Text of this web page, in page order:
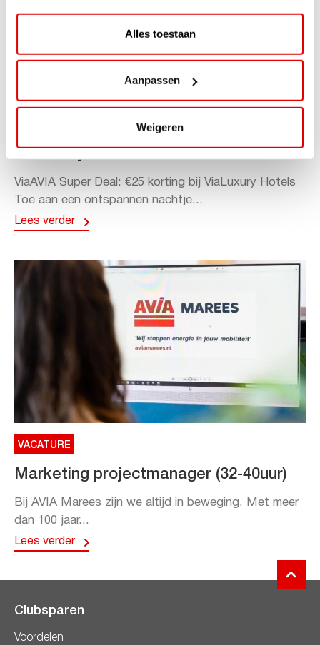
Alles toestaan
Aanpassen
Weigeren
ACTIE
ViaAVIA Super Deal: 20% korting bij
ViaAVIA Super Deal: €25 korting bij ViaLuxury Hotels
Toe aan een ontspannen nachtje...
Lees verder
VACATURE
Marketing projectmanager (32-40uur)
Bij AVIA Marees zijn we altijd in beweging. Met meer
dan 100 jaar...
Lees verder
Clubsparen
Voordelen